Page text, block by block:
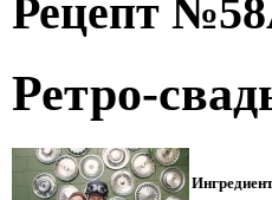
Рецепт №58
Ретро-